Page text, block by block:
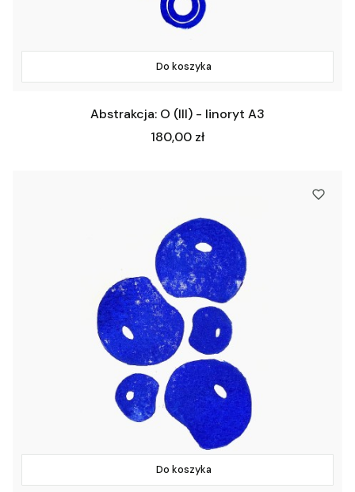
Do koszyka
Abstrakcja: O (III) - linoryt A3
Cena
180,00 zł
Do koszyka